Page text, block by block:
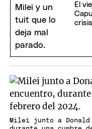
El
Milei junto a Donald